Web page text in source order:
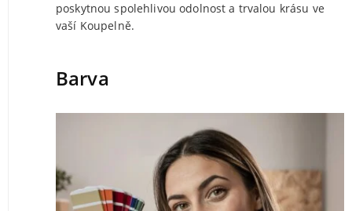
poskytnou spolehlivou odolnost a trvalou krásu ve
vaší Koupelně.
Barva